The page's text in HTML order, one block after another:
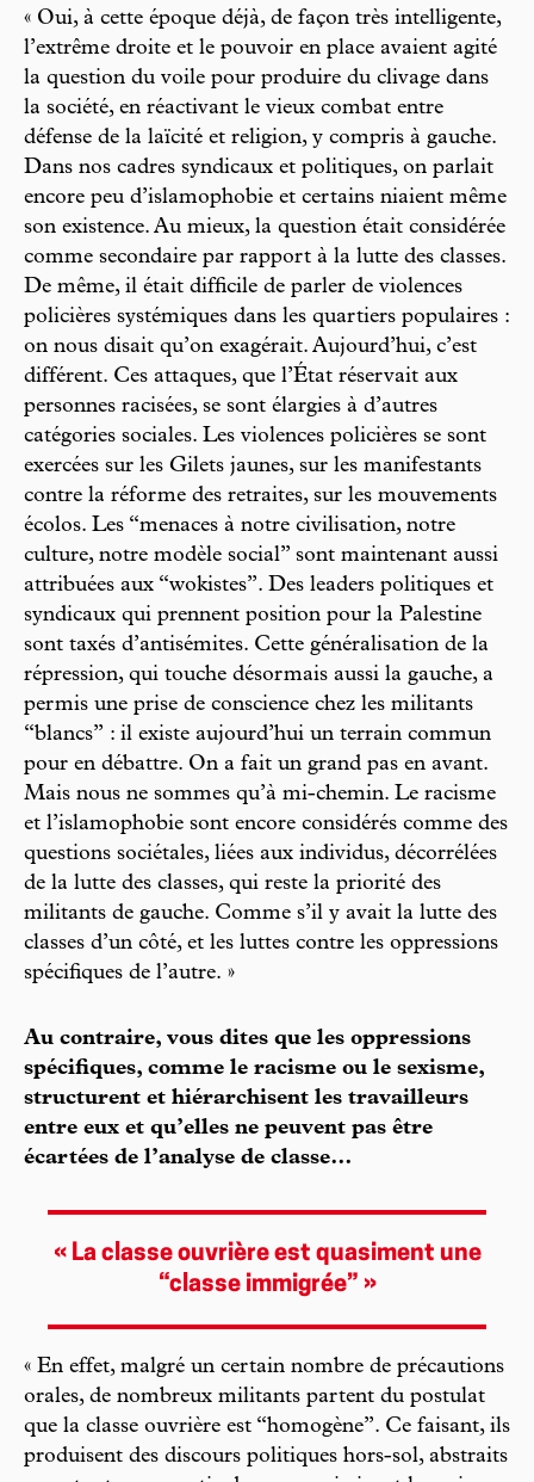
« Oui, à cette époque déjà, de façon très intelligente,
l’extrême droite et le pouvoir en place avaient agité
la question du voile pour produire du clivage dans
la société, en réactivant le vieux combat entre
défense de la laïcité et religion, y compris à gauche.
Dans nos cadres syndicaux et politiques, on parlait
encore peu d’islamophobie et certains niaient même
son existence. Au mieux, la question était considérée
comme secondaire par rapport à la lutte des classes.
De même, il était difficile de parler de violences
policières systémiques dans les quartiers populaires :
on nous disait qu’on exagérait. Aujourd’hui, c’est
différent. Ces attaques, que l’État réservait aux
personnes racisées, se sont élargies à d’autres
catégories sociales. Les violences policières se sont
exercées sur les Gilets jaunes, sur les manifestants
contre la réforme des retraites, sur les mouvements
écolos. Les “menaces à notre civilisation, notre
culture, notre modèle social” sont maintenant aussi
attribuées aux “wokistes”. Des leaders politiques et
syndicaux qui prennent position pour la Palestine
sont taxés d’antisémites. Cette généralisation de la
répression, qui touche désormais aussi la gauche, a
permis une prise de conscience chez les militants
“blancs” : il existe aujourd’hui un terrain commun
pour en débattre. On a fait un grand pas en avant.
Mais nous ne sommes qu’à mi-chemin. Le racisme
et l’islamophobie sont encore considérés comme des
questions sociétales, liées aux individus, décorrélées
de la lutte des classes, qui reste la priorité des
militants de gauche. Comme s’il y avait la lutte des
classes d’un côté, et les luttes contre les oppressions
spécifiques de l’autre. »
Au contraire, vous dites que les oppressions
spécifiques, comme le racisme ou le sexisme,
structurent et hiérarchisent les travailleurs
entre eux et qu’elles ne peuvent pas être
écartées de l’analyse de classe…
« La classe ouvrière est quasiment une
“classe immigrée” »
« En effet, malgré un certain nombre de précautions
orales, de nombreux militants partent du postulat
que la classe ouvrière est “homogène”. Ce faisant, ils
produisent des discours politiques hors-sol, abstraits